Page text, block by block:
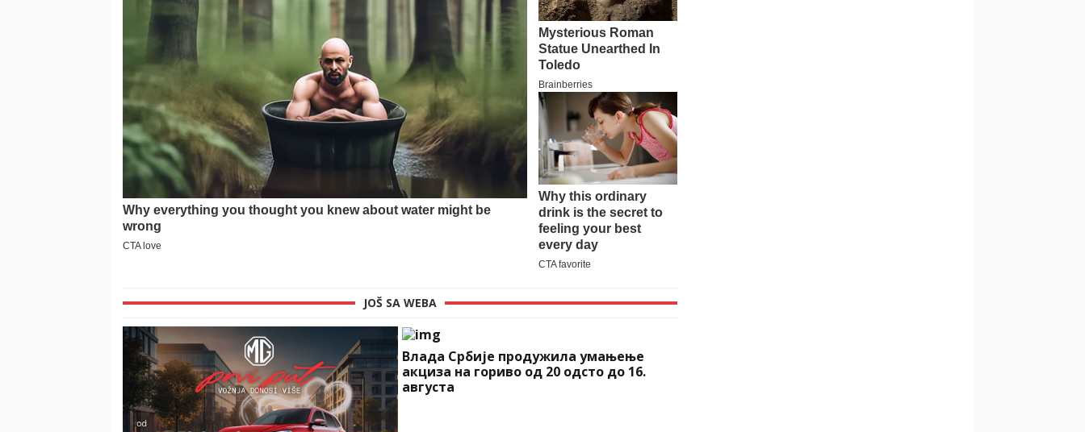
JOŠ SA WEBA
Влада Србије продужила умањење
акциза на гориво од 20 одсто до 16.
августа